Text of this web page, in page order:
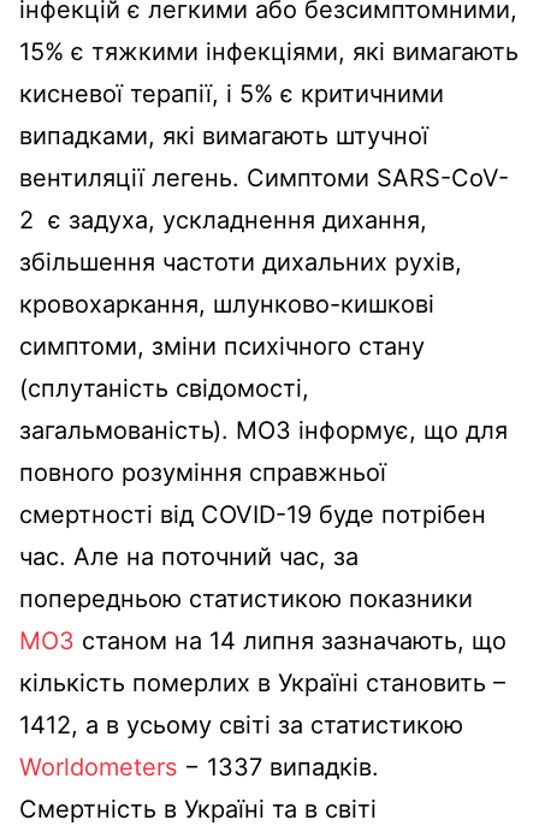
інфекцій є легкими або безсимптомними,
15% є тяжкими інфекціями, які вимагають
кисневої терапії, і 5% є критичними
випадками, які вимагають штучної
вентиляції легень. Симптоми SARS-CoV-
2 є задуха, ускладнення дихання,
збільшення частоти дихальних рухів,
кровохаркання, шлунково-кишкові
симптоми, зміни психічного стану
(сплутаність свідомості,
загальмованість). МОЗ інформує, що для
повного розуміння справжньої
смертності від COVID-19 буде потрібен
час. Але на поточний час, за
попередньою статистикою показники
МОЗ станом на 14 липня зазначають, що
кількість померлих в Україні становить –
1412, а в усьому світі за статистикою
Worldometers − 1337 випадків.
Смертність в Україні та в світі